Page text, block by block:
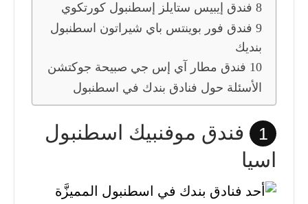
8 فندق إيبيس ستايلز إسطنبول كورتكوي
9 فندق فور بوينتس باي شيراتون اسطنبول
بنديك
10 فندق مطار آي إس جي صبيحة جوكتشن
الأسئلة حول فنادق بندك في اسطنبول
1
فندق موفنبيك اسطنبول
اسيا